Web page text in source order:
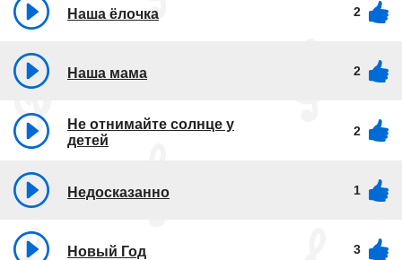
Наша ёлочка 2
Наша мама 2
Не отнимайте солнце у
детей
2
Недосказанно 1
Новый Год 3